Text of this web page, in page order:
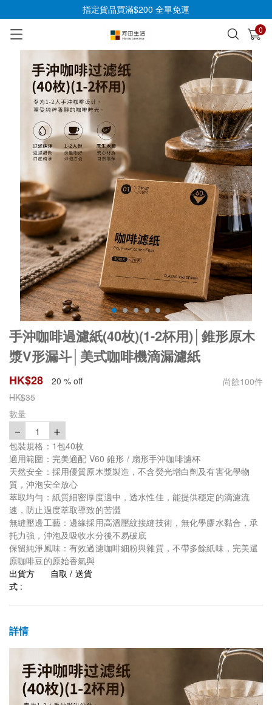
指定貨品買滿$200 全單免運
0
已加入購物車 查看
手沖咖啡過濾紙(40枚)(1-2杯用)│錐形原木
漿V形漏斗│美式咖啡機滴漏濾紙
HK$28 20 % off 尚餘100件
HK$35
數量
－ 1 ＋
包裝規格：1包40枚
適用範圍：完美適配 V60 錐形 / 扇形手沖咖啡濾杯
天然安全：採用優質原木漿製造，不含熒光增白劑及有害化學物
質，沖泡安全放心
萃取均勻：紙質細密厚度適中，透水性佳，能提供穩定的滴濾流
速，防止過度萃取導致的苦澀
無縫壓邊工藝：邊緣採用高溫壓紋接縫技術，無化學膠水黏合，承
托力強，沖泡及吸收水分後不易破底
保留純淨風味：有效過濾咖啡細粉與雜質，不帶多餘紙味，完美還
原咖啡豆的原始香氣與
出貨方
式 :
自取 / 送貨
詳情